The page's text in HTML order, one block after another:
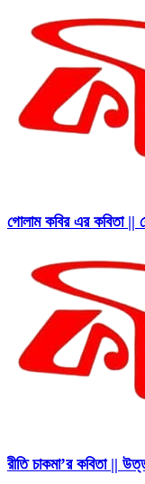
গোলাম কবির এর কবিতা ||
রীতি চাকমা’র কবিতা ||